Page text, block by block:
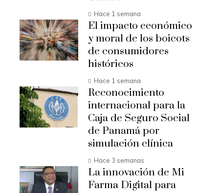
Hace 1 semana
El impacto económico
y moral de los boicots
de consumidores
históricos
Hace 1 semana
Reconocimiento
internacional para la
Caja de Seguro Social
de Panamá por
simulación clínica
Hace 3 semanas
La innovación de Mi
Farma Digital para